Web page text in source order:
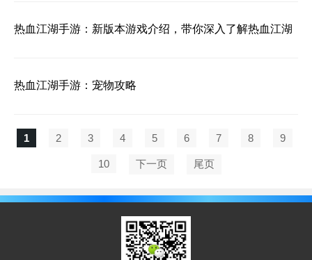
热血江湖手游：新版本游戏介绍，带你深入了解热血江湖
热血江湖手游：宠物攻略
1 2 3 4 5 6 7 8 9
10 下一页 尾页